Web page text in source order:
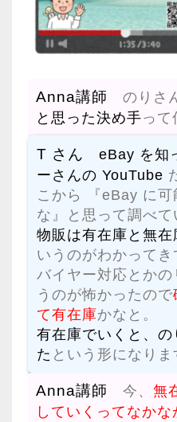
Anna講師 のりさ
と思った決め手って
T さん
eBay を知
ーさんの YouTube
こから 『eBay に
な』と思って調べ
物販は有在庫と無
いうのがわかってき
バイヤー対応とか
うのが怖かったので
て有在庫かなと。
有在庫でいくと、
た という形になりま
Anna講師 今、 無
していくってなか